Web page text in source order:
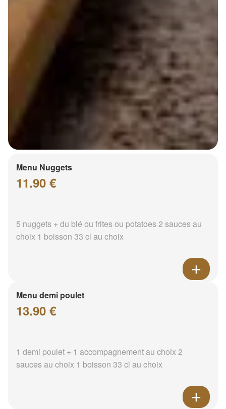
Menu Nuggets
11.90 €
5 nuggets + du blé ou frites ou potatoes 2 sauces au
choix 1 boisson 33 cl au choix
Menu demi poulet
13.90 €
1 demi poulet + 1 accompagnement au choix 2
sauces au choix 1 boisson 33 cl au choix